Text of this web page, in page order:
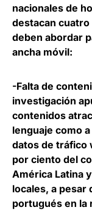
nacionales de
destacan
deben abordar
ancha móvil:
-Falta de
investigación
contenidos
lenguaje como
datos de tráfico
por ciento del
América Latina
locales, a pesar
portugués en la